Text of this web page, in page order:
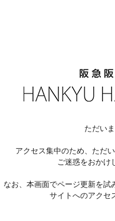
ただい
アクセス集中のため、ただ
ご迷惑をおかけ
なお、本画面でページ更新を
サイトへのアクセ